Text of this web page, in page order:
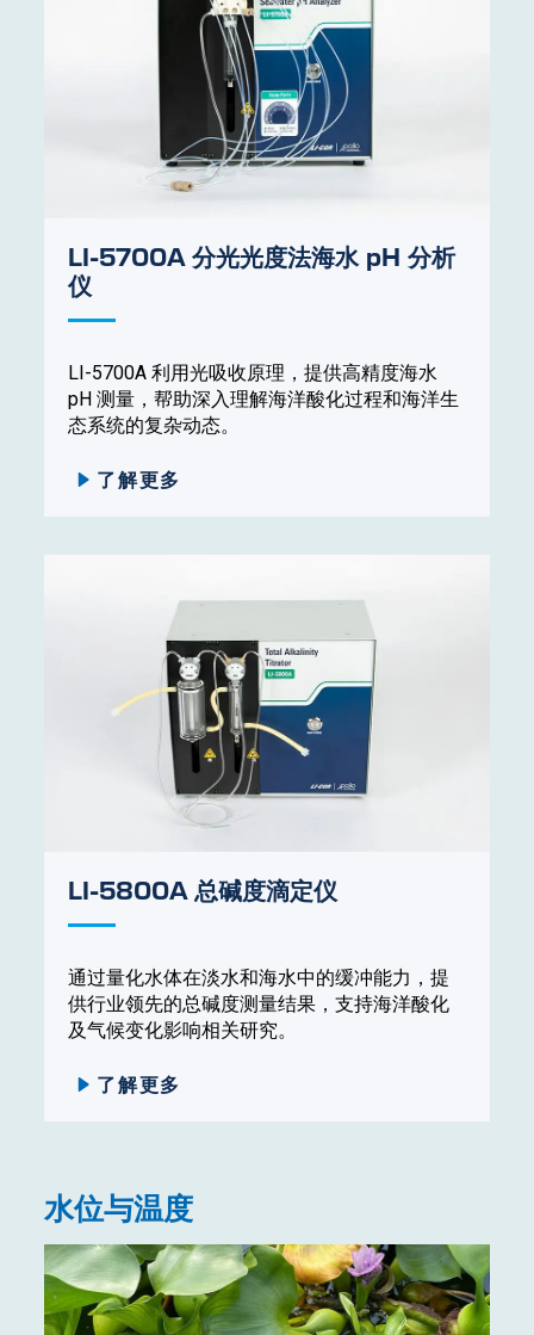
LI-5700A 分光光度法海水 pH 分析
仪
LI-5700A 利用光吸收原理，提供高精度海水
pH 测量，帮助深入理解海洋酸化过程和海洋生
态系统的复杂动态。
了解更多
LI-5800A 总碱度滴定仪
通过量化水体在淡水和海水中的缓冲能力，提
供行业领先的总碱度测量结果，支持海洋酸化
及气候变化影响相关研究。
了解更多
水位与温度